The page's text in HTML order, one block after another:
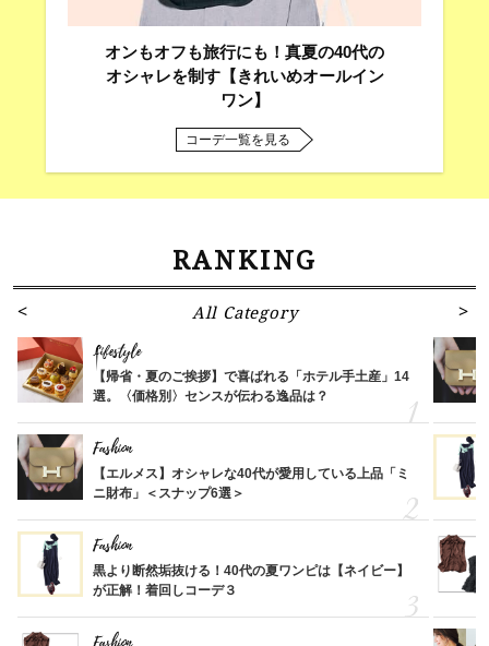
オンもオフも旅行にも！真夏の40代の
オシャレを制す【きれいめオールイン
ワン】
コーデ一覧を見る
RANKING
All Category
Lifestyle
【帰省・夏のご挨拶】で喜ばれる「ホテル手土産」14
選。〈価格別〉センスが伝わる逸品は？
Fashion
【エルメス】オシャレな40代が愛用している上品「ミ
ニ財布」＜スナップ6選＞
Fashion
黒より断然垢抜ける！40代の夏ワンピは【ネイビー】
が正解！着回しコーデ３